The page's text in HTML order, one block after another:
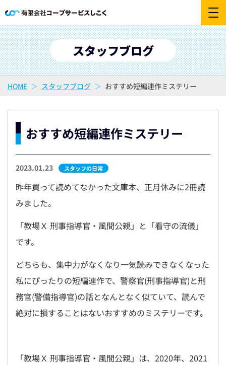
スタッフブログ
HOME スタッフブログ おすすめ短編連作ミステリー
おすすめ短編連作ミステリー
2023.01.23 スタッフの日常
昨年買って読めてなかった文庫本、正月休みに2冊読
みました。
「教場Ｘ 刑事指導官・風間公親」と「看守の流儀」
です。
どちらも、集中力がなくなり一気読みできなくなった
私にぴったりの短編連作で、警察官(刑事指導官)と刑
務官(警備指導官)の話となんとなく似ていて、読んで
絶対に損することはないおすすめのミステリーです。
「教場Ｘ 刑事指導官・風間公親」は、2020年、2021